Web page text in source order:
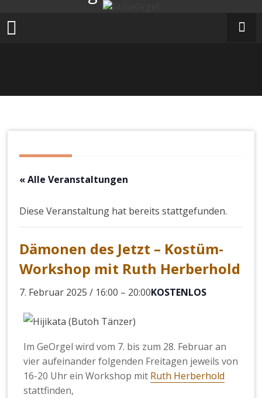
Inhalt
springen
« Alle Veranstaltungen
Diese Veranstaltung hat bereits stattgefunden.
Dämonen des Jetzt – Kostüm-
Workshop mit Ruth Herberhold
7. Februar 2025 / 16:00 – 20:00KOSTENLOS
Im GeOrgel wird vom 7. bis zum 28. Februar an
vier aufeinander folgenden Freitagen jeweils von
16-20 Uhr ein Workshop mit Ruth Herberhold
stattfinden,